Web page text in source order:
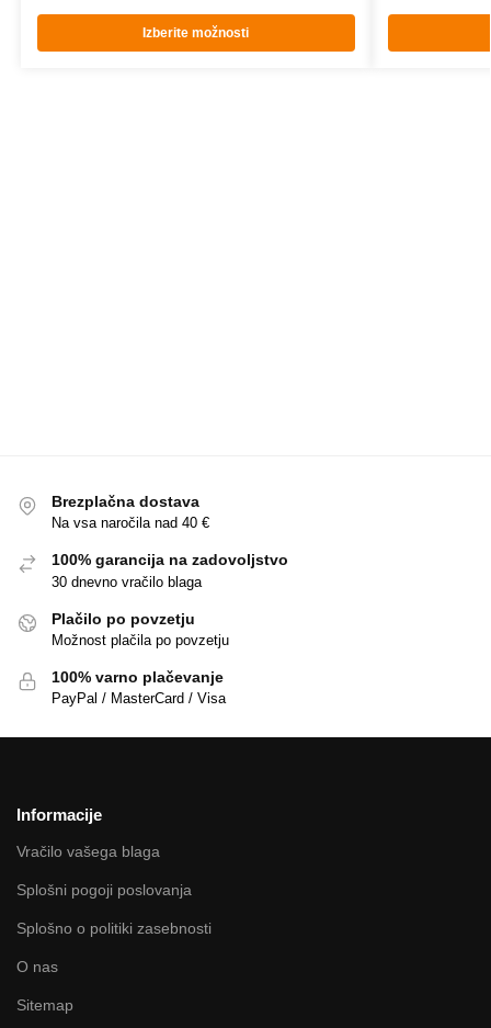
Izberite možnosti
Brezplačna dostava
Na vsa naročila nad 40 €
100% garancija na zadovoljstvo
30 dnevno vračilo blaga
Plačilo po povzetju
Možnost plačila po povzetju
100% varno plačevanje
PayPal / MasterCard / Visa
Informacije
Vračilo vašega blaga
Splošni pogoji poslovanja
Splošno o politiki zasebnosti
O nas
Sitemap